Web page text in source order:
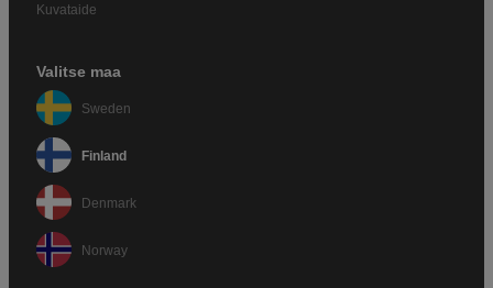
Kuvataide
Valitse maa
Sweden
Finland
Denmark
Norway